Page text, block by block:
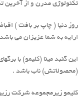
تکنولوژی مدرن و از آخرین
ارایه به شما عزیزان می
این گنبد مینا (کلیمو) با
(محصولاتش) ناب باشد .
کلیمو زیرمجموعه شرکت